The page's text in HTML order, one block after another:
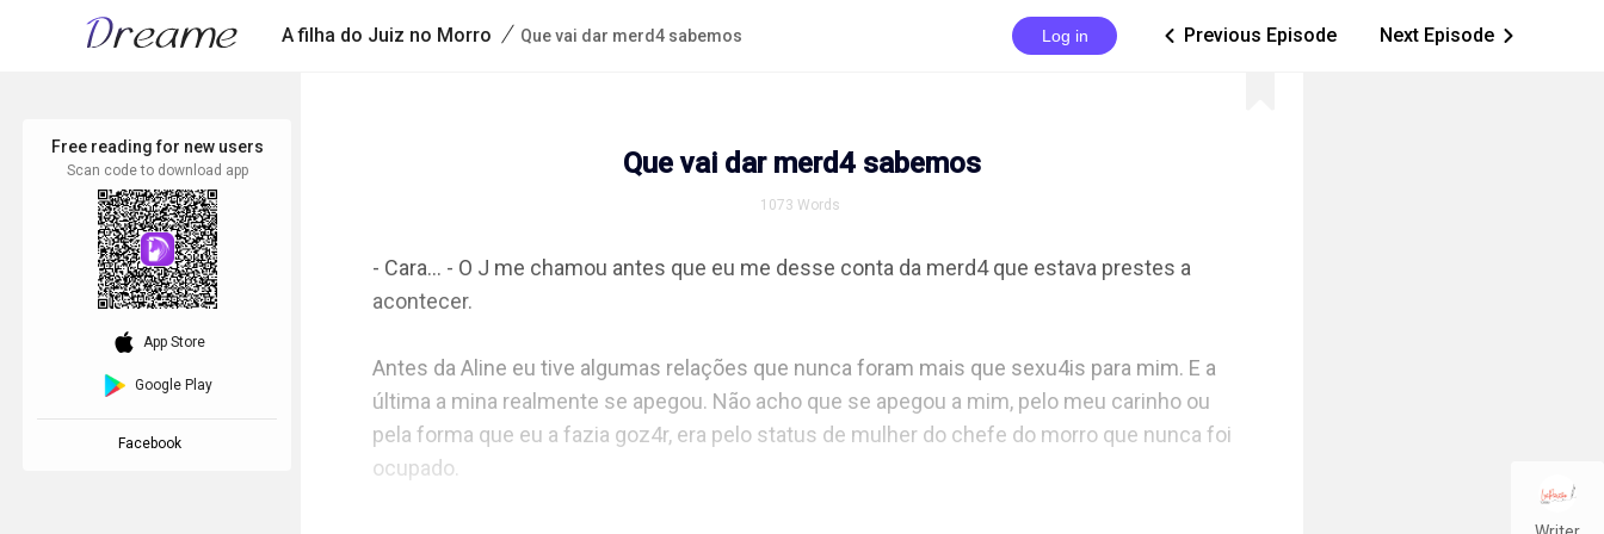
A filha do Juiz no Morro / Que vai dar merd4 sabemos Log in ic_arrow_left Previous Episode Next Episode ic_arrow_right
Que vai dar merd4 sabemos
1073 Words
- Cara… - O J me chamou antes que eu me desse conta da merd4 que estava prestes a
acontecer.
Antes da Aline eu tive algumas relações que nunca foram mais que sexu4is para mim. E a
última a mina realmente se apegou. Não acho que se apegou a mim, pelo meu carinho ou
pela forma que eu a fazia goz4r, era pelo status de mulher do chefe do morro que nunca foi
ocupado.
Free reading for new users
Scan code to download app
download_ios App Store
Google Play
Facebook